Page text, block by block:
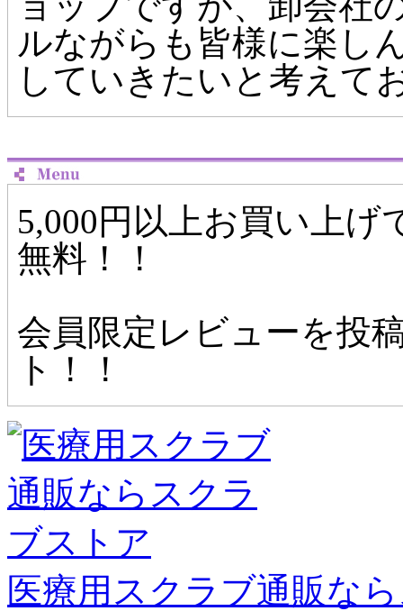
ルながらも皆様に楽し
していきたいと考えて
5,000円以上お買い上げ
無料！！
会員限定レビューを投
ト！！
医療用スクラブ通販な